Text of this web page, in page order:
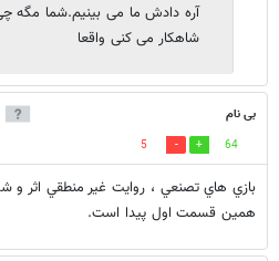
آره دادش ما می بینیم.شما مگه
شاهکار می کنی واقعا
بی نام
64
5
بازي هاي تصنعي ، روايت غير منطقي اثر
همين قسمت اول پيدا است.